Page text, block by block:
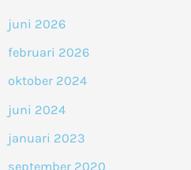
juni 2026
februari 2026
oktober 2024
juni 2024
januari 2023
september 2020